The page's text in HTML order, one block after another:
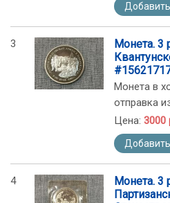
3
Монета. 3
Монета в
отправка
Цена: 3000
4
Монета. 3